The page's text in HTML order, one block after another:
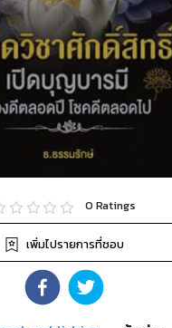
0 Ratings
เพิ่มไปรายการที่ชอบ